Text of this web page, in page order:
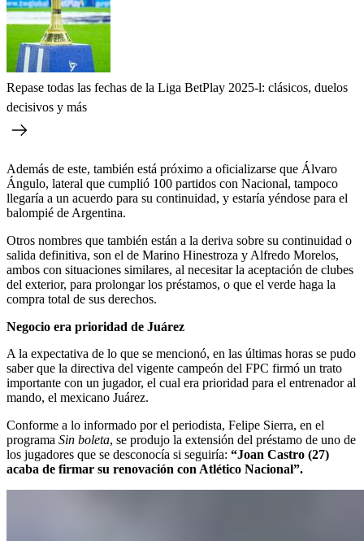
Repase todas las fechas de la Liga BetPlay 2025-l: clásicos, duelos
decisivos y más
Además de este, también está próximo a oficializarse que Álvaro
Ángulo, lateral que cumplió 100 partidos con Nacional, tampoco
llegaría a un acuerdo para su continuidad, y estaría yéndose para el
balompié de Argentina.
Otros nombres que también están a la deriva sobre su continuidad o
salida definitiva, son el de Marino Hinestroza y Alfredo Morelos,
ambos con situaciones similares, al necesitar la aceptación de clubes
del exterior, para prolongar los préstamos, o que el verde haga la
compra total de sus derechos.
Negocio era prioridad de Juárez
A la expectativa de lo que se mencionó, en las últimas horas se pudo
saber que la directiva del vigente campeón del FPC firmó un trato
importante con un jugador, el cual era prioridad para el entrenador al
mando, el mexicano Juárez.
Conforme a lo informado por el periodista, Felipe Sierra, en el
programa Sin boleta, se produjo la extensión del préstamo de uno de
los jugadores que se desconocía si seguiría: “Joan Castro (27)
acaba de firmar su renovación con Atlético Nacional”.